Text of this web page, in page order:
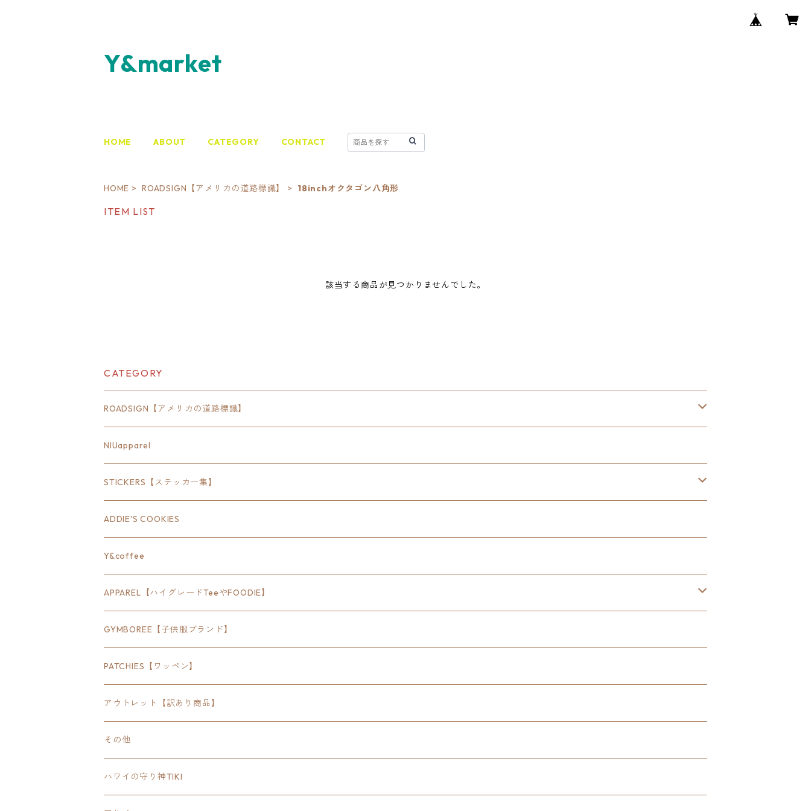
Y&market
HOME ABOUT CATEGORY CONTACT
HOME ROADSIGN【アメリカの道路標識】 18inchオクタゴン八角形
ITEM LIST
該当する商品が見つかりませんでした。
CATEGORY
ROADSIGN【アメリカの道路標識】
18inch×6inch
18inch×8inch
18inch×12inch
24inch×8inch
18inch×24inch
30inch×24inch
18inchオクタゴン八角形
24inchオクタゴン八角形
18inch×18inchスクエア正方形
California State Routeカリフォルニア州
NIUapparel
STICKERS【ステッカー集】
ステート
ハウス
クルマ
セキュリティ
アウトドア
スポーツ
ピクトグラム
ブランド
ADDIE'S COOKIES
Y&coffee
APPAREL【ハイグレードTeeやFOODIE】
Bradley
SEWTS
FOODIE
POMONA
GYMBOREE【子供服ブランド】
PATCHIES【ワッペン】
アウトレット【訳あり商品】
その他
ハワイの守り神TIKI